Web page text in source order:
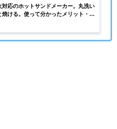
対応のホットサンドメーカー。丸洗い
焼ける。使って分かったメリット・デ